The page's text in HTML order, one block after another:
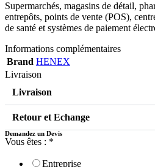
Supermarchés, magasins de détail,
entrepôts, points de vente (POS),
de santé et systèmes de paiement
Informations complémentaires
Brand HENEX
Livraison
Livraison
Retour et Echange
Demandez un Devis
Vous êtes : *
Entreprise